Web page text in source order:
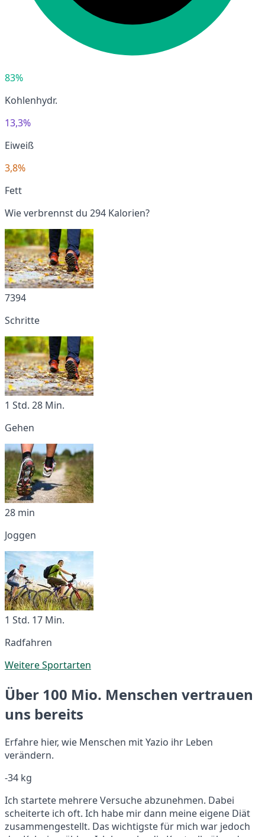
83%
Kohlenhydr.
13,3%
Eiweiß
3,8%
Fett
Wie verbrennst du 294 Kalorien?
7394
Schritte
1 Std. 28 Min.
Gehen
28 min
Joggen
1 Std. 17 Min.
Radfahren
Weitere Sportarten
Über 100 Mio. Menschen vertrauen
uns bereits
Erfahre hier, wie Menschen mit Yazio ihr Leben
verändern.
-34 kg
Ich startete mehrere Versuche abzunehmen. Dabei
scheiterte ich oft. Ich habe mir dann meine eigene Diät
zusammengestellt. Das wichtigste für mich war jedoch